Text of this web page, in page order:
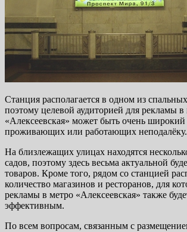
Станция располагается в одном из
поэтому целевой аудиторией для рекламы в
«Алексеевская» может быть очень
проживающих или работающих неподалёку.
На близлежащих улицах находятся
садов, поэтому здесь весьма актуальной
товаров. Кроме того, рядом со станцией
количество магазинов и ресторанов, для
рекламы в метро «Алексеевская» также
эффективным.
По всем вопросам, связанным с